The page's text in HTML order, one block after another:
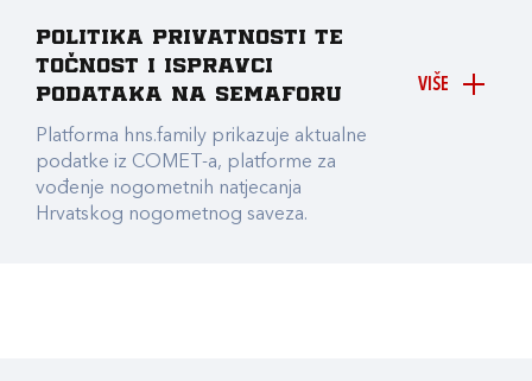
VIŠE
Politika privatnosti te
točnost i ispravci
podataka na Semaforu
Platforma hns.family prikazuje aktualne
podatke iz COMET-a, platforme za
vođenje nogometnih natjecanja
Hrvatskog nogometnog saveza.